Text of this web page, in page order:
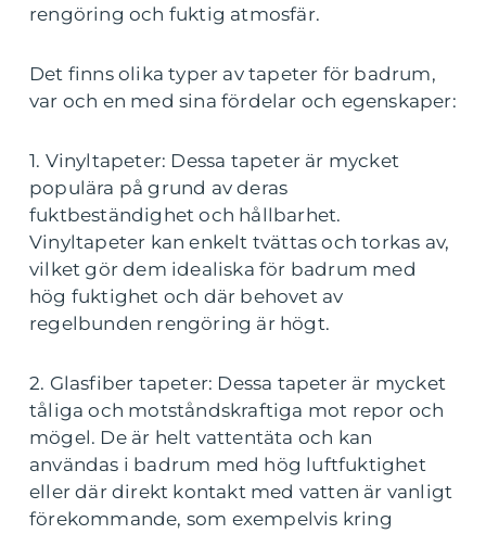
rengöring och fuktig atmosfär.
Det finns olika typer av tapeter för badrum,
var och en med sina fördelar och egenskaper:
1. Vinyltapeter: Dessa tapeter är mycket
populära på grund av deras
fuktbeständighet och hållbarhet.
Vinyltapeter kan enkelt tvättas och torkas av,
vilket gör dem idealiska för badrum med
hög fuktighet och där behovet av
regelbunden rengöring är högt.
2. Glasfiber tapeter: Dessa tapeter är mycket
tåliga och motståndskraftiga mot repor och
mögel. De är helt vattentäta och kan
användas i badrum med hög luftfuktighet
eller där direkt kontakt med vatten är vanligt
förekommande, som exempelvis kring